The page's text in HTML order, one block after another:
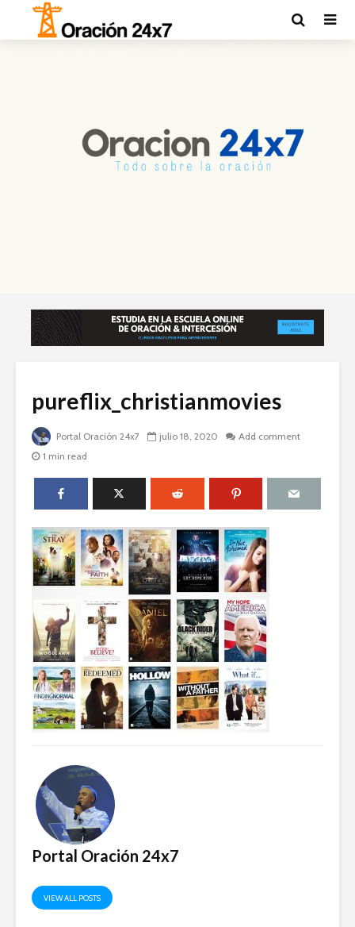
pureflix_christianmovies
Portal Oración 24x7 julio 18, 2020
Add comment
1 min read
Portal Oración 24x7
VIEW ALL POSTS